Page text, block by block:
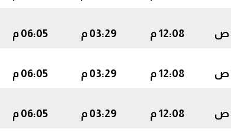
12:08 م 03:29 م 06:05 م
12:08 م 03:29 م 06:05 م
12:08 م 03:29 م 06:05 م